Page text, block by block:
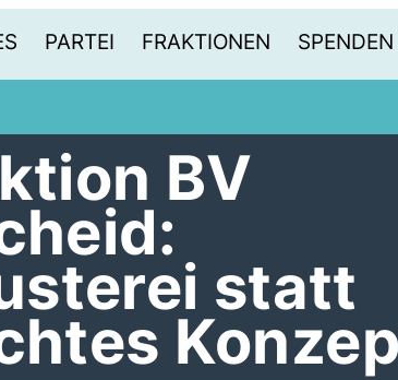
PARTEI FRAKTIONEN SPENDEN
BV
statt